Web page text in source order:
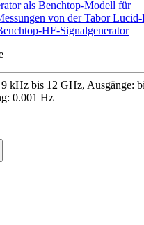
HF-Signalgenerator
kHz bis 12 GHz, Ausgänge:
0.001 Hz